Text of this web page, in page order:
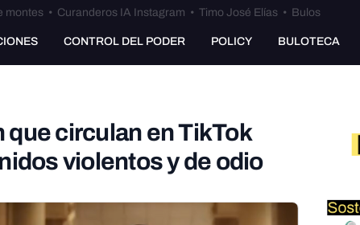
montes• Curanderos IA Instagram • Timo José Elías• Bulos
CONTROL DEL PODER POLICY BULOTECA
que circulan en TikTok
violentos y de odio